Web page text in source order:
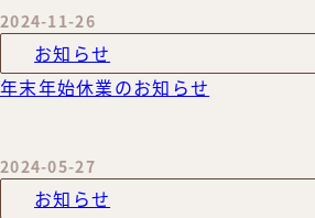
2024-11-26
お知らせ
年末年始休業のお知らせ
2024-05-27
お知らせ